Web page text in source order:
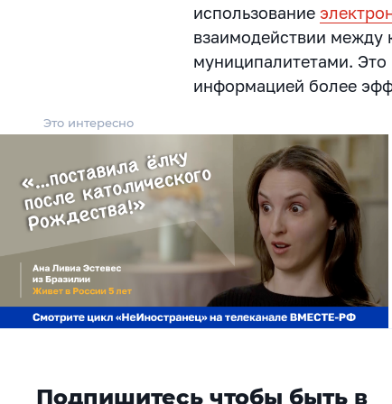
использование
взаимодействии между
муниципалитетами.
информацией более
Это интересно
Подпишитесь чтобы быть в